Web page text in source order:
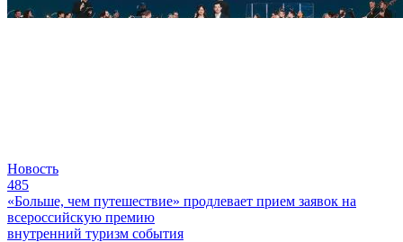
Новость
485
«Больше, чем путешествие» продлевает прием заявок на
всероссийскую премию
внутренний туризм события